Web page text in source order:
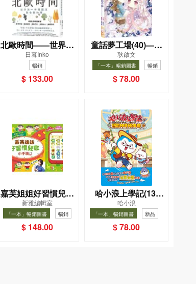
北歐時間——世界第
一幸福國度教會我的
事
日暮Inko
暢銷
$ 133.00
童話夢工場(40)——
織女下凡結奇緣
耿啟文
「一本」暢銷圖書 暢銷
$ 78.00
嘉芙姐姐好習慣兒歌
小手機
新雅編輯室
「一本」暢銷圖書 暢銷
$ 148.00
哈小浪上學記(13)
——逃出神奇博物館
哈小浪
「一本」暢銷圖書
新品
暢銷
$ 78.00